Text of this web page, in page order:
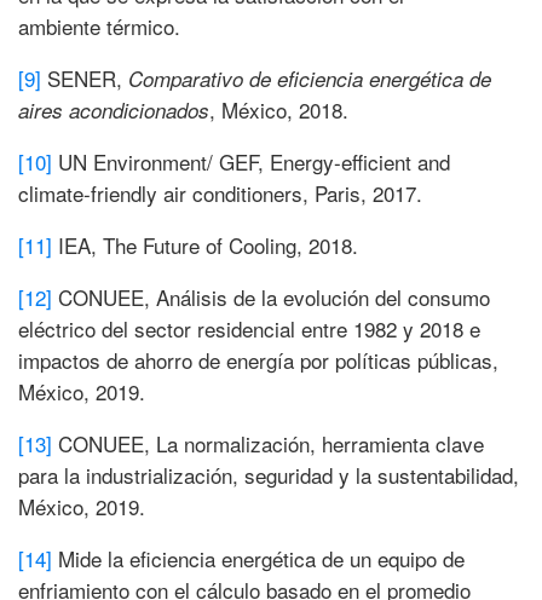
ambiente térmico.
[9] SENER, Comparativo de eficiencia energética de
aires acondicionados, México, 2018.
[10] UN Environment/ GEF, Energy-efficient and
climate-friendly air conditioners, Paris, 2017.
[11] IEA, The Future of Cooling, 2018.
[12] CONUEE, Análisis de la evolución del consumo
eléctrico del sector residencial entre 1982 y 2018 e
impactos de ahorro de energía por políticas públicas,
México, 2019.
[13] CONUEE, La normalización, herramienta clave
para la industrialización, seguridad y la sustentabilidad,
México, 2019.
[14] Mide la eficiencia energética de un equipo de
enfriamiento con el cálculo basado en el promedio